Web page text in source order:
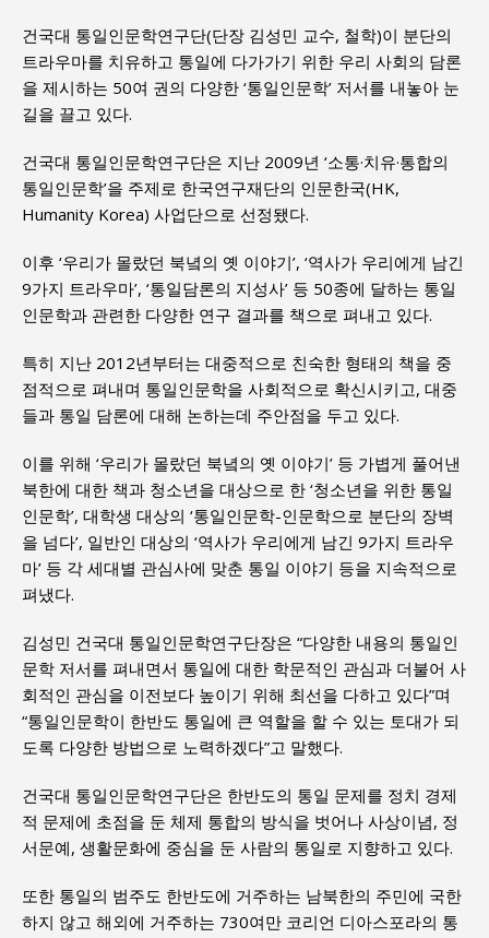
건국대 통일인문학연구단(단장 김성민 교수, 철학)이 분단의
트라우마를 치유하고 통일에 다가가기 위한 우리 사회의 담론
을 제시하는 50여 권의 다양한 ‘통일인문학’ 저서를 내놓아 눈
길을 끌고 있다.
건국대 통일인문학연구단은 지난 2009년 ‘소통·치유·통합의
통일인문학’을 주제로 한국연구재단의 인문한국(HK,
Humanity Korea) 사업단으로 선정됐다.
이후 ‘우리가 몰랐던 북녘의 옛 이야기’, ‘역사가 우리에게 남긴
9가지 트라우마’, ‘통일담론의 지성사’ 등 50종에 달하는 통일
인문학과 관련한 다양한 연구 결과를 책으로 펴내고 있다.
특히 지난 2012년부터는 대중적으로 친숙한 형태의 책을 중
점적으로 펴내며 통일인문학을 사회적으로 확신시키고, 대중
들과 통일 담론에 대해 논하는데 주안점을 두고 있다.
이를 위해 ‘우리가 몰랐던 북녘의 옛 이야기’ 등 가볍게 풀어낸
북한에 대한 책과 청소년을 대상으로 한 ‘청소년을 위한 통일
인문학’, 대학생 대상의 ‘통일인문학-인문학으로 분단의 장벽
을 넘다’, 일반인 대상의 ‘역사가 우리에게 남긴 9가지 트라우
마’ 등 각 세대별 관심사에 맞춘 통일 이야기 등을 지속적으로
펴냈다.
김성민 건국대 통일인문학연구단장은 “다양한 내용의 통일인
문학 저서를 펴내면서 통일에 대한 학문적인 관심과 더불어 사
회적인 관심을 이전보다 높이기 위해 최선을 다하고 있다”며
“통일인문학이 한반도 통일에 큰 역할을 할 수 있는 토대가 되
도록 다양한 방법으로 노력하겠다”고 말했다.
건국대 통일인문학연구단은 한반도의 통일 문제를 정치 경제
적 문제에 초점을 둔 체제 통합의 방식을 벗어나 사상이념, 정
서문예, 생활문화에 중심을 둔 사람의 통일로 지향하고 있다.
또한 통일의 범주도 한반도에 거주하는 남북한의 주민에 국한
하지 않고 해외에 거주하는 730여만 코리언 디아스포라의 통